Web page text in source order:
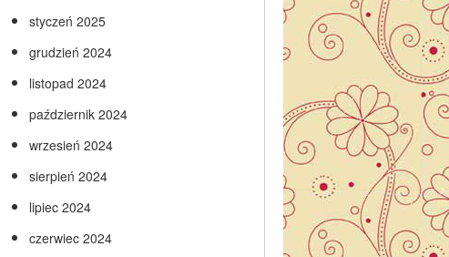
styczeń 2025
grudzień 2024
listopad 2024
październik 2024
wrzesień 2024
sierpień 2024
lipiec 2024
czerwiec 2024